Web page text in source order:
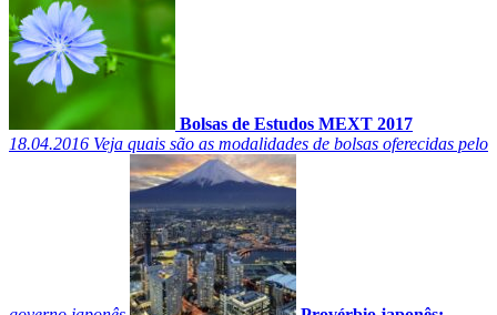
Bolsas de Estudos MEXT 2017
18.04.2016 Veja quais são as modalidades de bolsas oferecidas pelo